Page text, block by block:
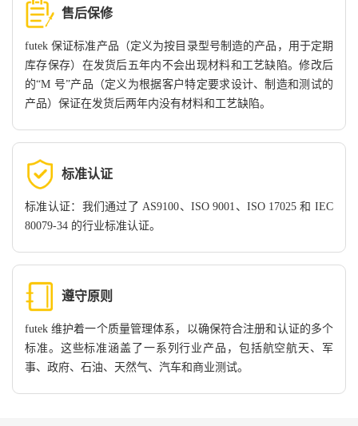
售后保修
futek 保证标准产品（定义为按目录型号制造的产品，用于定期
库存保存）在发货后五年内不会出现材料和工艺缺陷。修改后
的“M 号”产品（定义为根据客户特定要求设计、制造和测试的
产品）保证在发货后两年内没有材料和工艺缺陷。
标准认证
标准认证：我们通过了 AS9100、ISO 9001、ISO 17025 和 IEC
80079-34 的行业标准认证。
遵守原则
futek 维护着一个质量管理体系，以确保符合注册和认证的多个
标准。这些标准涵盖了一系列行业产品，包括航空航天、军
事、政府、石油、天然气、汽车和商业测试。